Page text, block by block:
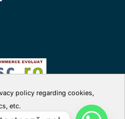
policy regarding cookies,
etc.